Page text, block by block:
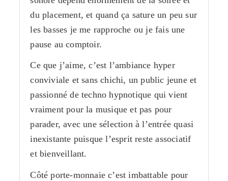
du placement, et quand ça sature un peu sur
les basses je me rapproche ou je fais une
pause au comptoir.
Ce que j’aime, c’est l’ambiance hyper
conviviale et sans chichi, un public jeune et
passionné de techno hypnotique qui vient
vraiment pour la musique et pas pour
parader, avec une sélection à l’entrée quasi
inexistante puisque l’esprit reste associatif
et bienveillant.
Côté porte-monnaie c’est imbattable pour